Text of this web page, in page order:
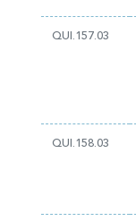
QUI.157.03
QUI.158.03